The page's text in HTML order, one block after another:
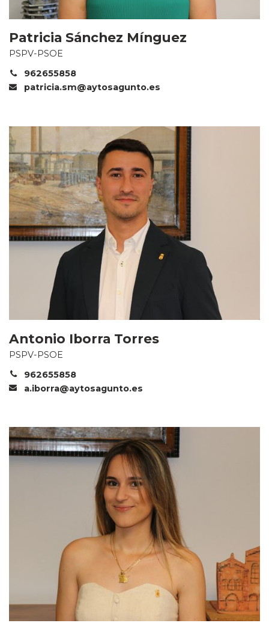
Patricia Sánchez Mínguez
PSPV-PSOE
962655858
patricia.sm@aytosagunto.es
Antonio Iborra Torres
PSPV-PSOE
962655858
a.iborra@aytosagunto.es